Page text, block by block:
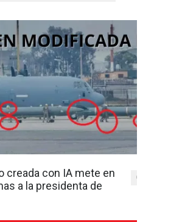
creada con IA mete en
a la presidenta de
0